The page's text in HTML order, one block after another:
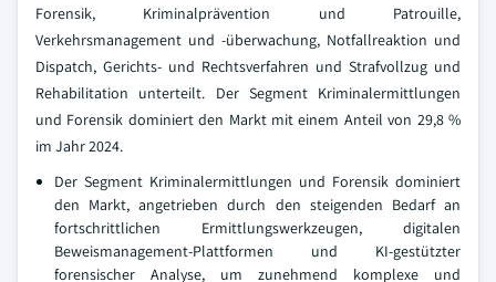
Forensik, Kriminalprävention und Patrouille,
Verkehrsmanagement und -überwachung, Notfallreaktion und
Dispatch, Gerichts- und Rechtsverfahren und Strafvollzug und
Rehabilitation unterteilt. Der Segment Kriminalermittlungen
und Forensik dominiert den Markt mit einem Anteil von 29,8 %
im Jahr 2024.
Der Segment Kriminalermittlungen und Forensik dominiert
den Markt, angetrieben durch den steigenden Bedarf an
fortschrittlichen Ermittlungswerkzeugen, digitalen
Beweismanagement-Plattformen und KI-gestützter
forensischer Analyse, um zunehmend komplexe und